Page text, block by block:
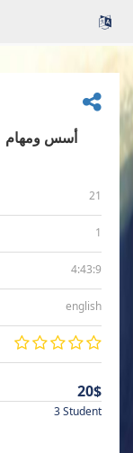
21
1
4:43:9
english
20$
3 Student